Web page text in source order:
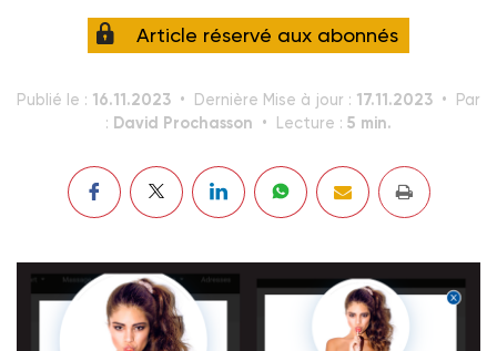
Article réservé aux abonnés
Publié le : 16.11.2023 Dernière Mise à jour : 17.11.2023
Par
: David Prochasson Lecture : 5 min.